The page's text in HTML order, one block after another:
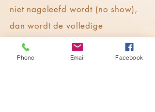
niet nageleefd wordt (no show),
dan wordt de volledige
behandeling in rekening gebracht
Is de afspraak nog verder weg dan 1
Phone Email Facebook